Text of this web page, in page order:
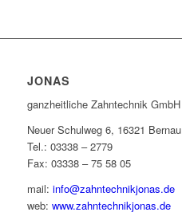
JONAS
ganzheitliche Zahntechnik GmbH
Neuer Schulweg 6, 16321 Bernau
Tel.: 03338 – 2779
Fax: 03338 – 75 58 05
mail: info@zahntechnikjonas.de
web: www.zahntechnikjonas.de